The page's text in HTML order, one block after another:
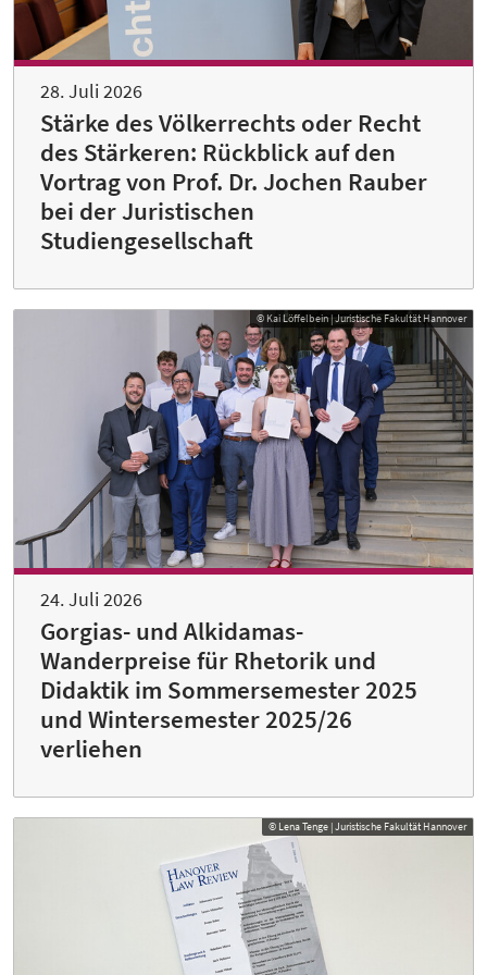
28. Juli 2026
Stärke des Völkerrechts oder Recht
des Stärkeren: Rückblick auf den
Vortrag von Prof. Dr. Jochen Rauber
bei der Juristischen
Studiengesellschaft
© Kai Löffelbein | Juristische Fakultät Hannover
24. Juli 2026
Gorgias- und Alkidamas-
Wanderpreise für Rhetorik und
Didaktik im Sommersemester 2025
und Wintersemester 2025/26
verliehen
© Lena Tenge | Juristische Fakultät Hannover